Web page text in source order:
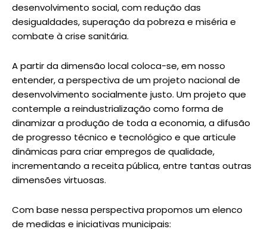
desenvolvimento social, com redução das
desigualdades, superação da pobreza e miséria e
combate à crise sanitária.
A partir da dimensão local coloca-se, em nosso
entender, a perspectiva de um projeto nacional de
desenvolvimento socialmente justo. Um projeto que
contemple a reindustrialização como forma de
dinamizar a produção de toda a economia, a difusão
de progresso técnico e tecnológico e que articule
dinâmicas para criar empregos de qualidade,
incrementando a receita pública, entre tantas outras
dimensões virtuosas.
Com base nessa perspectiva propomos um elenco
de medidas e iniciativas municipais: